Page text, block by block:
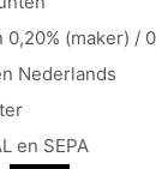
(maker) /
Nederlands
en SEPA